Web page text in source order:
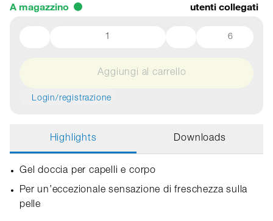
A magazzino
utenti collegati
6
Aggiungi al carrello
Login/registrazione
Highlights Downloads
Gel doccia per capelli e corpo
Per un’eccezionale sensazione di freschezza sulla
pelle